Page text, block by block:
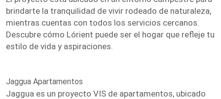
brindarte la tranquilidad de vivir rodeado de naturaleza,
mientras cuentas con todos los servicios cercanos.
Descubre cómo Lórient puede ser el hogar que refleje tu
estilo de vida y aspiraciones.
Jaggua Apartamentos
Jaggua es un proyecto VIS de apartamentos, ubicado